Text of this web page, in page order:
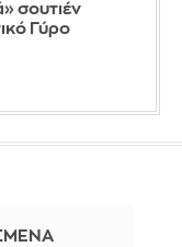
σουτιέν
Γύρο